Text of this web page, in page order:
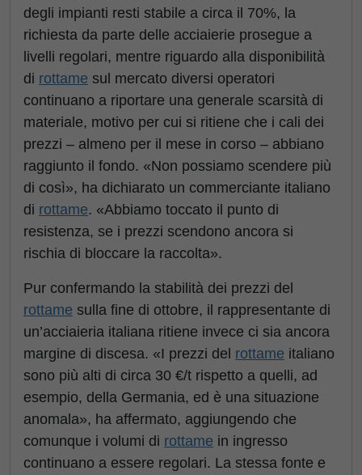
degli impianti resti stabile a circa il 70%, la
richiesta da parte delle acciaierie prosegue a
livelli regolari, mentre riguardo alla disponibilità
di rottame sul mercato diversi operatori
continuano a riportare una generale scarsità di
materiale, motivo per cui si ritiene che i cali dei
prezzi – almeno per il mese in corso – abbiano
raggiunto il fondo. «Non possiamo scendere più
di così», ha dichiarato un commerciante italiano
di rottame. «Abbiamo toccato il punto di
resistenza, se i prezzi scendono ancora si
rischia di bloccare la raccolta».
Pur confermando la stabilità dei prezzi del
rottame sulla fine di ottobre, il rappresentante di
un’acciaieria italiana ritiene invece ci sia ancora
margine di discesa. «I prezzi del rottame italiano
sono più alti di circa 30 €/t rispetto a quelli, ad
esempio, della Germania, ed è una situazione
anomala», ha affermato, aggiungendo che
comunque i volumi di rottame in ingresso
continuano a essere regolari. La stessa fonte e